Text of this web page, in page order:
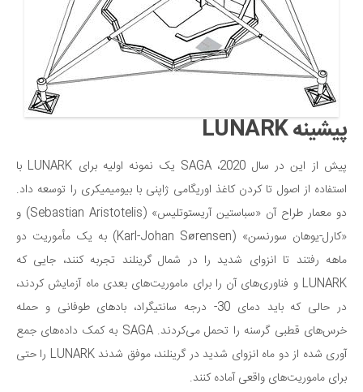
پیشینه LUNARK
پیش از این در سال 2020، SAGA یک نمونه اولیه برای LUNARK با
استفاده از اصول تا کردن کاغذ اوریگامی ژاپنی با بیومیمیکری را توسعه داد.
دو معمار طراح آن «سباستین آریستوتلیس» (Sebastian Aristotelis) و
«کارل-یوهان سورنسن» (Karl-Johan Sørensen) به یک مأموریت دو
ماهه رفتند تا انزوای شدید را در شمال گرینلند تجربه کنند، جایی که
LUNARK و فناوری‌های آن را برای ماموریت‌های بعدی ماه آزمایش کردند،
در حالی که باید دمای 30- درجه سانتیگراد، بادهای طوفانی و حمله
خرس‌های قطبی گرسنه را تحمل می‌کردند. SAGA به کمک داده‌های جمع
آوری شده از دو ماه انزوای شدید در گرینلند، موفق شدند LUNARK را حتی
برای ماموریت‌های واقعی آماده کنند.